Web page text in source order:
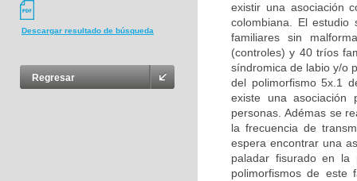
Descargar resultado de búsqueda
Regresar
existir una asociación
colombiana. El
familiares sin
(controles) y 40 tríos
síndromica de labio y/o
del polimorfismo 5x.1
existe una asociación
personas. Adémas se
la frecuencia de
espera encontrar una
paladar fisurado en la
polimorfismos de este